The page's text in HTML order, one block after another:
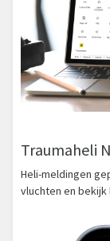
Traumaheli
Heli-meldingen
vluchten en bekijk